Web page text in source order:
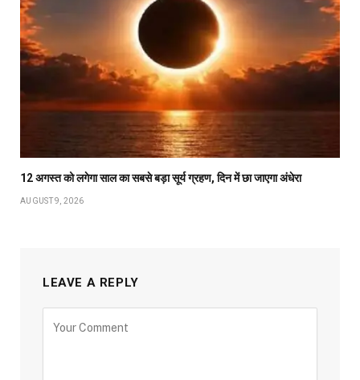
12 अगस्त को लगेगा साल का सबसे बड़ा सूर्य ग्रहण, दिन में छा जाएगा अंधेरा
AUGUST 9, 2026
LEAVE A REPLY